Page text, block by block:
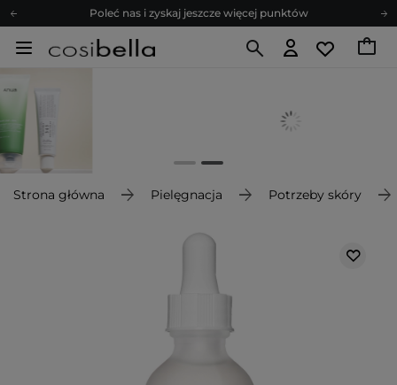
Poleć nas i zyskaj jeszcze więcej punktów
Zapisz się na newsletter pełen porad
Poleć nas i zyskaj jeszcze więcej punktów
Strona główna Pielęgnacja Potrzeby skóry